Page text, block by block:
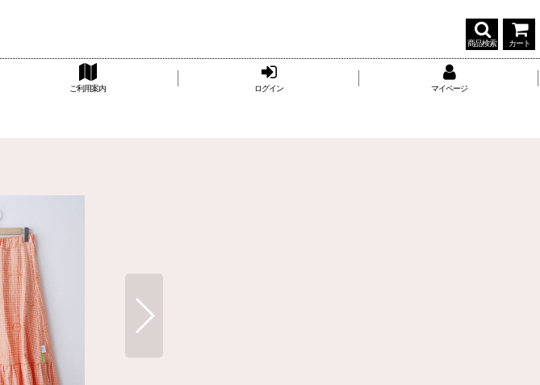
商品検索 カート
ご利用案内 ログイン マイページ